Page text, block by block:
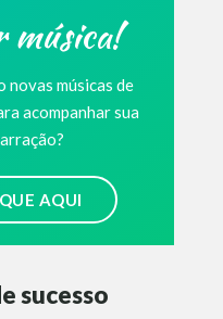
música!
novas músicas de
acompanhar sua
AQUI
sucesso